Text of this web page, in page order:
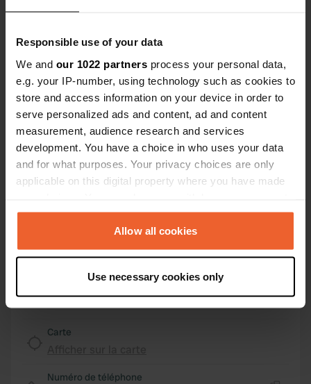
Responsible use of your data
We and our 1022 partners process your personal data,
e.g. your IP-number, using technology such as cookies to
store and access information on your device in order to
serve personalized ads and content, ad and content
measurement, audience research and services
development. You have a choice in who uses your data
and for what purposes. Your privacy choices are only
applicable on this digital property where you have made
any time from the Cookie Declaration or by clicking on
the Privacy trigger icon.
Collect information about your geographical location
which can be accurate to within several meters
specific characteristics (fingerprinting)
Allow all cookies
Use necessary cookies only
l’eau
d'un puits
payé pour
personnes
comme un
décent.
Contact
Emplacement
90039, Paplatelė, Lituanie
Coordonnées
56° 3' 14" N 21° 52' 57" E
Copie
42356 Copie
PRO+
pour toutes les coordonnées
Carte
Numéro de téléphone